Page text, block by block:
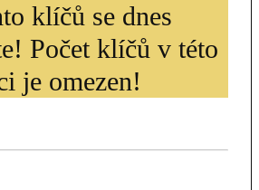
klíčů se dnes
Počet klíčů v této
je omezen!